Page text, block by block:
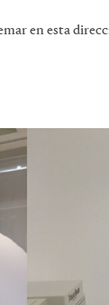
en esta